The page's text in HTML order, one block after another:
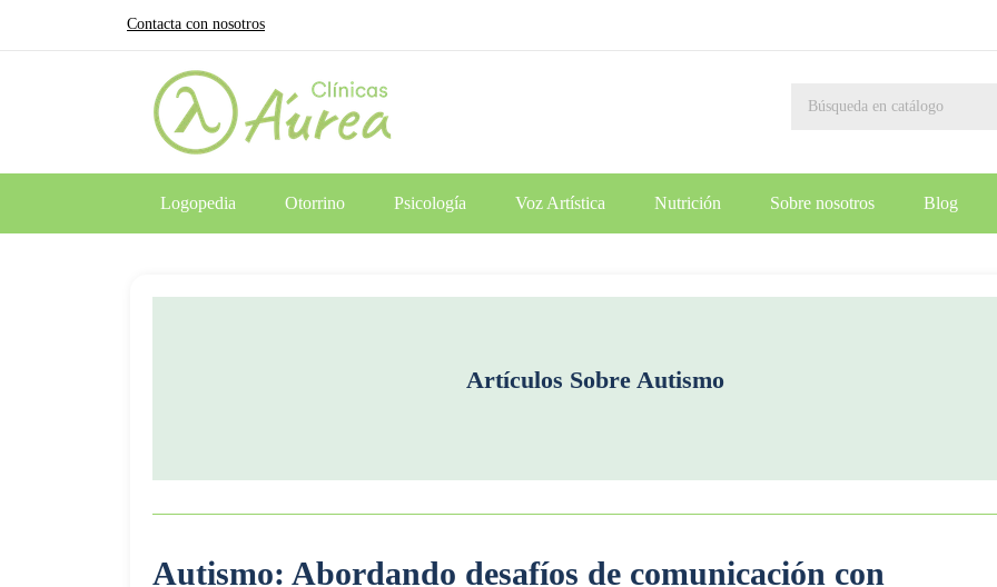
Contacta con nosotros
Logopedia Otorrino Psicología Voz Artística Nutrición Sobre nosotros Blog
Artículos Sobre Autismo
Autismo: Abordando desafíos de comunicación con